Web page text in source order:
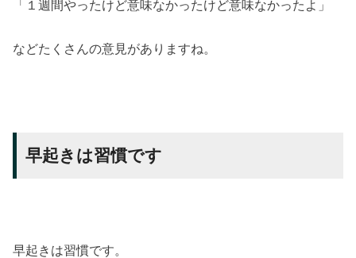
「１週間やったけど意味なかったけど意味なかったよ」
などたくさんの意見がありますね。
早起きは習慣です
早起きは習慣です。